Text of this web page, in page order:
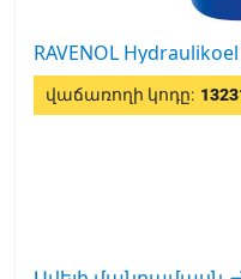
RAVENOL Hydraulikoel
վաճառողի կոդը: